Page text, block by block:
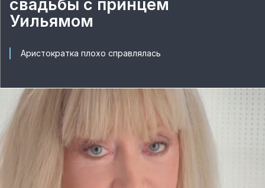
свадьбы с принцем
Уильямом
Аристократка плохо справлялась